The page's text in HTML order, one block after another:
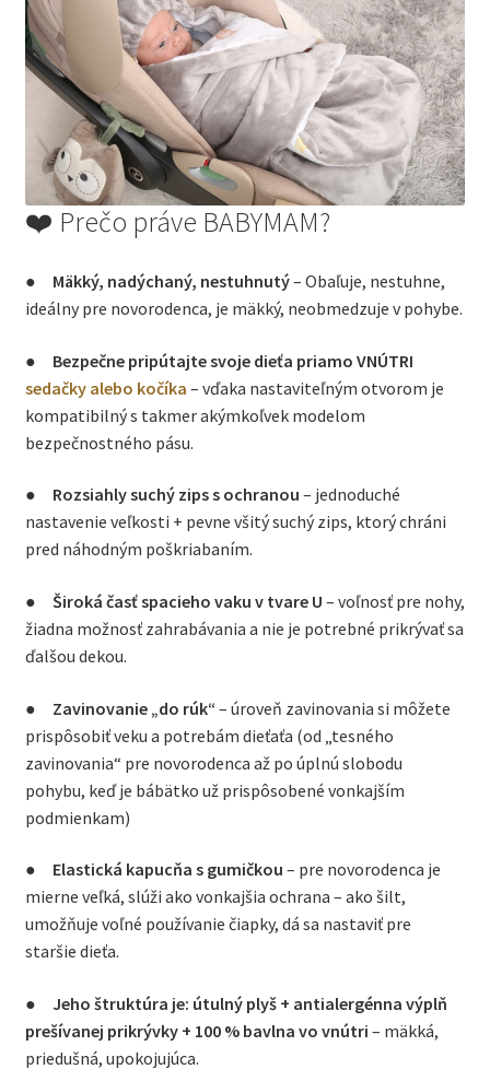
❤️ Prečo práve BABYMAM?
● Mäkký, nadýchaný, nestuhnutý– Obaľuje, nestuhne,
ideálny pre novorodenca, je mäkký, neobmedzuje v pohybe.
● Bezpečne pripútajte svoje dieťa priamo VNÚTRI
sedačky alebo kočíka – vďaka nastaviteľným otvorom je
kompatibilný s takmer akýmkoľvek modelom
bezpečnostného pásu.
● Rozsiahly suchý zips s ochranou – jednoduché
nastavenie veľkosti + pevne všitý suchý zips, ktorý chráni
pred náhodným poškriabaním.
● Široká časť spacieho vaku v tvare U – voľnosť pre nohy,
žiadna možnosť zahrabávania a nie je potrebné prikrývať sa
ďalšou dekou.
● Zavinovanie „do rúk“ – úroveň zavinovania si môžete
prispôsobiť veku a potrebám dieťaťa (od „tesného
zavinovania“ pre novorodenca až po úplnú slobodu
pohybu, keď je bábätko už prispôsobené vonkajším
podmienkam)
● Elastická kapucňa s gumičkou – pre novorodenca je
mierne veľká, slúži ako vonkajšia ochrana – ako šilt,
umožňuje voľné používanie čiapky, dá sa nastaviť pre
staršie dieťa.
● Jeho štruktúra je: útulný plyš + antialergénna výplň
prešívanej prikrývky + 100 % bavlna vo vnútri – mäkká,
priedušná, upokojujúca.